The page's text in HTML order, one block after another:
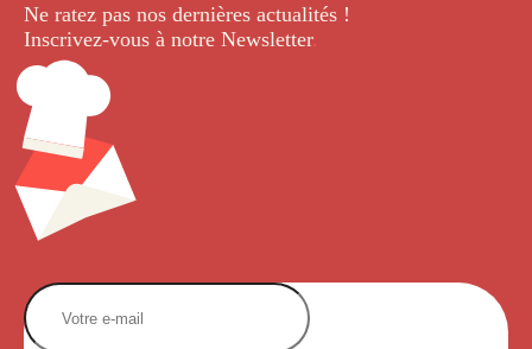
Ne ratez pas nos dernières actualités !
Inscrivez-vous à notre Newsletter.